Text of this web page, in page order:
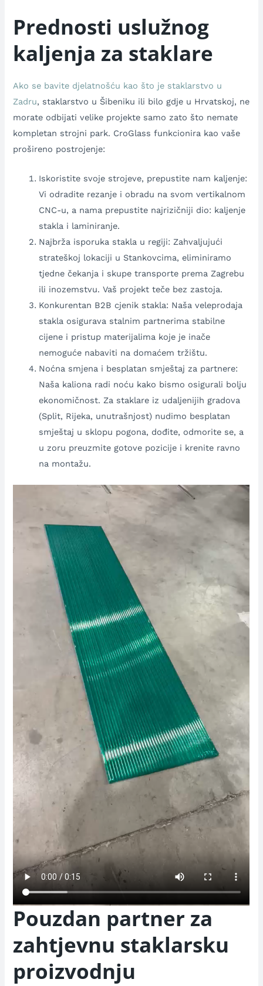
Prednosti uslužnog
kaljenja za staklare
Ako se bavite djelatnošću kao što je staklarstvo u
Zadru, staklarstvo u Šibeniku ili bilo gdje u Hrvatskoj, ne
morate odbijati velike projekte samo zato što nemate
kompletan strojni park. CroGlass funkcionira kao vaše
prošireno postrojenje:
Iskoristite svoje strojeve, prepustite nam kaljenje:
Vi odradite rezanje i obradu na svom vertikalnom
CNC-u, a nama prepustite najrizičniji dio: kaljenje
stakla i laminiranje.
Najbrža isporuka stakla u regiji: Zahvaljujući
strateškoj lokaciji u Stankovcima, eliminiramo
tjedne čekanja i skupe transporte prema Zagrebu
ili inozemstvu. Vaš projekt teče bez zastoja.
Konkurentan B2B cjenik stakla: Naša veleprodaja
stakla osigurava stalnim partnerima stabilne
cijene i pristup materijalima koje je inače
nemoguće nabaviti na domaćem tržištu.
Noćna smjena i besplatan smještaj za partnere:
Naša kaliona radi noću kako bismo osigurali bolju
ekonomičnost. Za staklare iz udaljenijih gradova
(Split, Rijeka, unutrašnjost) nudimo besplatan
smještaj u sklopu pogona, dođite, odmorite se, a
u zoru preuzmite gotove pozicije i krenite ravno
na montažu.
Pouzdan partner za
zahtjevnu staklarsku
proizvodnju